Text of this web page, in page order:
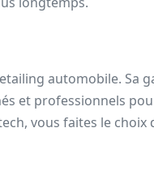
automobile. Sa
et professionnels
vous faites le choix